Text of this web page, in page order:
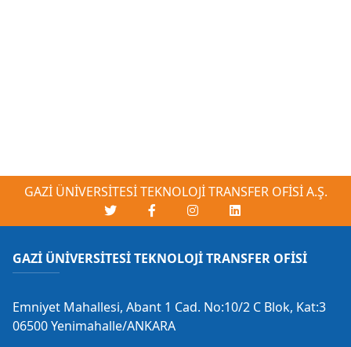
GAZİ ÜNİVERSİTESİ TEKNOLOJİ TRANSFER OFİSİ A.Ş.
GAZİ ÜNİVERSİTESİ TEKNOLOJİ TRANSFER OFİSİ
Emniyet Mahallesi, Abant 1 Cad. No:10/2 C Blok, Kat:3
06500 Yenimahalle/ANKARA